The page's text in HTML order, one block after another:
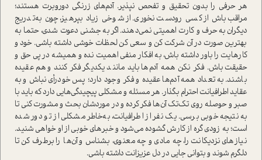
هر حرفی را بدون تحقیق و تفحص نپذیر. آدم‌های زرنگی دور‌و‌برت هستند؛
مراقب باش از کسی رودست نخوری. از شوخی‌ زیاد بپرهیز، چون به‌تدریج
دیگران به حرف و کارت اهمیتی نمی‌دهند. اگر به جشنی دعوت شدی، حتما به
بهترین صورت در آن شرکت کن و سعی کن لحظات خوشی داشته باشی. خود و
کارهایت را باور داشته باش، به افکار منفی اهمیت نده و همیشه در پی حق و
حقیقت باش. فکر نکن همه آدم‌ها باید مانند یکدیگر فکر کنند و هم‌عقیده
باشند. به تعداد همه آدم‌ها عقیده و فکر وجود دارد؛ پس خودرأی نباش و به
عقاید اطرافیانت احترام بگذار. هر مسئله و مشکلی پیچیدگی‌هایی دارد که باید با
صبر و حوصله روی تک‌تک آن‌ها فکر کرده و در موردشان بحث و مشورت کنی تا
به نتیجه خوبی برسی. یک نفر از اطرافیانت، به‌خاطر مشکلی از تو دور شده
است؛ به زودی گره از کارش گشوده می‌شود و خبرهای خوبی از او خواهی شنید‌.
نیازهای نزدیکانت را، چه مادی و چه معنوی، بشناس و آن‌ها را برطرف کن تا
دلگرم شوند و بتوانی جایی در دل عزیزانت داشته باشی.